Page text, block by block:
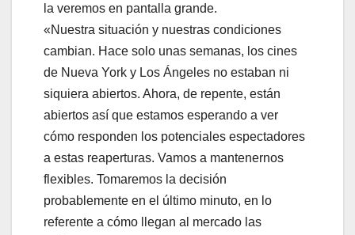
la veremos en pantalla grande.
«Nuestra situación y nuestras condiciones
cambian. Hace solo unas semanas, los cines
de Nueva York y Los Ángeles no estaban ni
siquiera abiertos. Ahora, de repente, están
abiertos así que estamos esperando a ver
cómo responden los potenciales espectadores
a estas reaperturas. Vamos a mantenernos
flexibles. Tomaremos la decisión
probablemente en el último minuto, en lo
referente a cómo llegan al mercado las